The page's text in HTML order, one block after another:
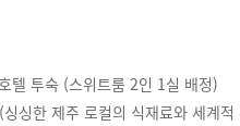
텔 투숙 (스위트룸 2인 1실 배정)
싱한 제주 로컬의 식재료와 세계